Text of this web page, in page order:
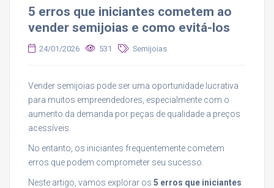
5 erros que iniciantes cometem ao
vender semijoias e como evitá-los
24/01/2026 531 Semijoias
Vender semijoias pode ser uma oportunidade lucrativa
para muitos empreendedores, especialmente com o
aumento da demanda por peças de qualidade a preços
acessíveis.
No entanto, os iniciantes frequentemente cometem
erros que podem comprometer seu sucesso.
Neste artigo, vamos explorar os 5 erros que iniciantes